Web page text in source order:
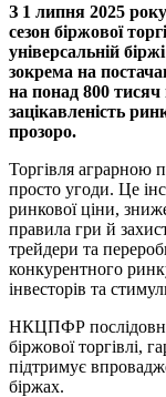
З 1 липня 2025
сезон біржової
універсальній
зокрема на
на понад 800
зацікавленість
прозоро.
Торгівля аграрною
просто угоди. Це
ринкової ціни,
правила гри й
трейдери та
конкурентного
інвесторів та
НКЦПФР
біржової торгівлі,
підтримує
біржах.